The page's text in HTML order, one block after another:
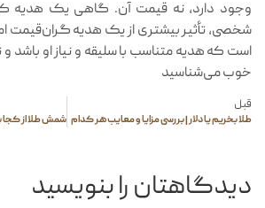
وجود دارد، نه قیمت آن. گاهی یک هدیه
شخصی، تأثیر بیشتری از یک هدیه گران‌قیمت
است که هدیه متناسب با سلیقه و نیاز او باشد
خوب می‌شناسید
قبل
طلا بخریم یا دلار | بررسی مزایا و معایب هر کدام
دیدگاهتان را بنویسید